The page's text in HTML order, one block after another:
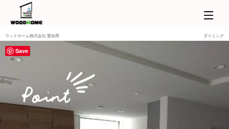
ウッドホーム株式会社 愛知県 ダイニング
Save